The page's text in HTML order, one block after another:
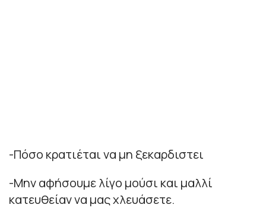
-Πόσο κρατιέται να μη ξεκαρδιστει
-Μην αφήσουμε λίγο μούσι και μαλλί
κατευθείαν να μας χλευάσετε.